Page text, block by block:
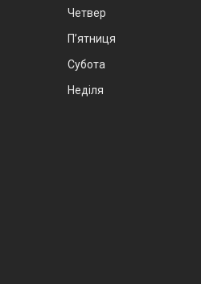
Четвер
Пʼятниця
Субота
Неділя